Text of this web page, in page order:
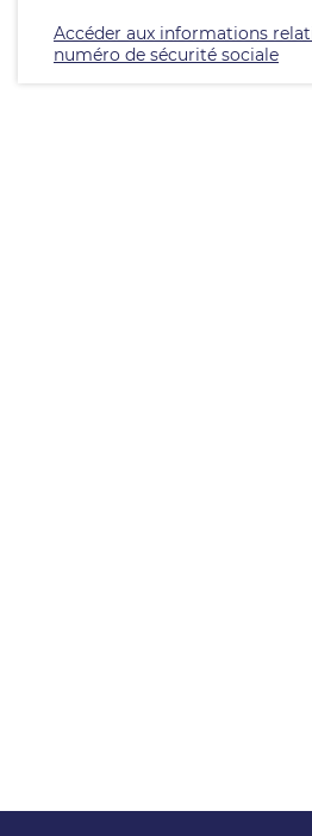
Accéder aux informations
numéro de sécurité sociale